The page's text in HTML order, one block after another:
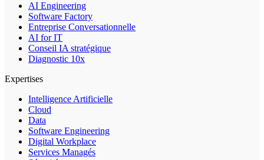
AI Engineering
Software Factory
Entreprise Conversationnelle
AI for IT
Conseil IA stratégique
Diagnostic 10x
Expertises
Intelligence Artificielle
Cloud
Data
Software Engineering
Digital Workplace
Services Managés